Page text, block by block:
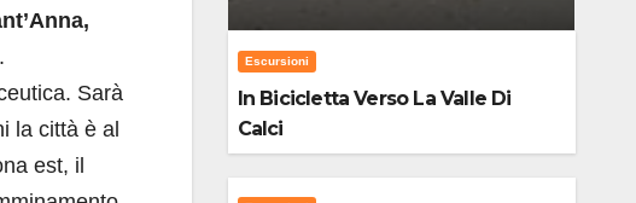
.
Sarà
la città è al
est, il
Escursioni
In Bicicletta Verso La Valle Di
Calci